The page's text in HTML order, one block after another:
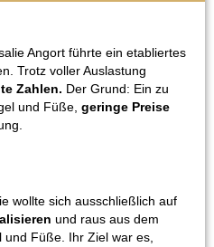
Angort führte ein etabliertes
Trotz voller Auslastung
Zahlen. Der Grund: Ein zu
und Füße, geringe Preise
wollte sich ausschließlich auf
und raus aus dem
und Füße. Ihr Ziel war es,